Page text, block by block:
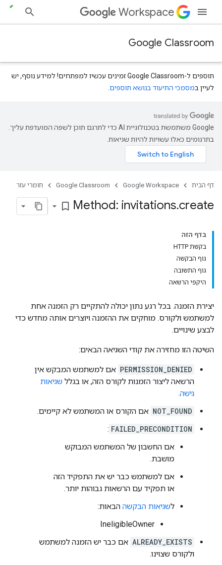
Workspace
Google Classroom
תוספים ל-Google Classroom זמינים עכשיו למפתחים! למידע נוסף, יש
לעיין במסמכי התיעוד בנושא תוספים
‫Google משתמשת בטכנולוגיית AI כדי לתרגם תוכן לשפה המועדפת עליך.
בתרגומים כאלו עשויות להיות שגיאות.
דף הבית Google Workspace
Google Classroom חומרי עזר
Method: invitations.create
bookmark_border
בדף הזה
בקשת HTTP
גוף הבקשה
גוף התשובה
היקפי הרשאה
יצירת הזמנה. בכל רגע נתון יכולה להתקיים רק הזמנה אחת
למשתמש ולקורס. מוחקים את ההזמנה ויוצרים אותה מחדש כדי
לבצע שינויים.
השיטה הזו מחזירה את קודי השגיאה הבאים:
PERMISSION_DENIED אם למשתמש המבקש אין
הרשאה ליצור הזמנות לקורס הזה, או בגלל שגיאות
גישה.
NOT_FOUND אם הקורס או המשתמש לא קיימים.
FAILED_PRECONDITION
:
אם החשבון של המשתמש המבוקש
מושבת.
אם למשתמש כבר יש את התפקיד הזה
או תפקיד עם הרשאות גבוהות יותר.
לשגיאות הבקשה הבאות:
IneligibleOwner
ALREADY_EXISTS אם כבר יש הזמנה למשתמש
ולקורס שצוינו.